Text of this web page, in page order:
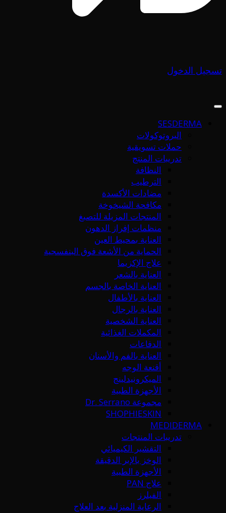
تسجيل الدخول
SESDERMA
البروتوكولات
حملات تسويقية
تدريبات المنتج
النظافة
الترطيب
مضادات الأكسدة
مكافحة الشيخوخة
المنتجات المزيلة للتصبغ
منظمات إفراز الدهون
العناية بمحيط العين
الحماية من الأشعة فوق البنفسجية
علاج الإكزيما
العناية بالشعر
العناية الخاصة بالجسم
العناية بالأطفال
العناية بالرجال
العناية الشخصية
المكملات الغذائية
الدفاعات
العناية بالفم والأسنان
أقنعة الوجه
الميكرونيدلينج
الأجهزة الطبية
مجموعة Dr. Serrano
SHOPHIESKIN
MEDIDERMA
تدريبات المنتجات
التقشير الكيميائي
الوخز بالإبر الدقيقة
الأجهزة الطبية
علاج PAN
الفيلرز
الرعاية المنزلية بعد العلاج